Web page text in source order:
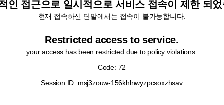
인 접근으로 일시적으로 서비스 접속이 제한 되
현재 접속하신 단말에서는 접속이 불가능합니다.
Restricted access to service.
your access has been restricted due to policy violations.
Code: 72
Session ID: msj3zouw-156khlnwyzpcsoxzhsav